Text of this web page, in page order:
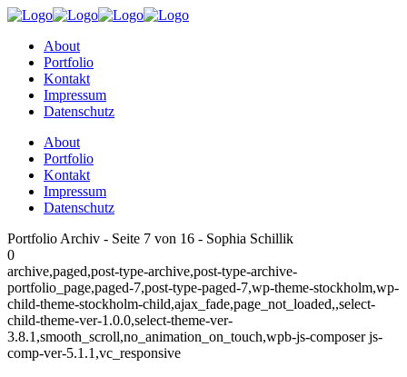
About
Portfolio
Kontakt
Impressum
Datenschutz
About
Portfolio
Kontakt
Impressum
Datenschutz
Portfolio Archiv - Seite 7 von 16 - Sophia Schillik
0
archive,paged,post-type-archive,post-type-archive-
portfolio_page,paged-7,post-type-paged-7,wp-theme-stockholm,wp-
child-theme-stockholm-child,ajax_fade,page_not_loaded,,select-
child-theme-ver-1.0.0,select-theme-ver-
3.8.1,smooth_scroll,no_animation_on_touch,wpb-js-composer js-
comp-ver-5.1.1,vc_responsive